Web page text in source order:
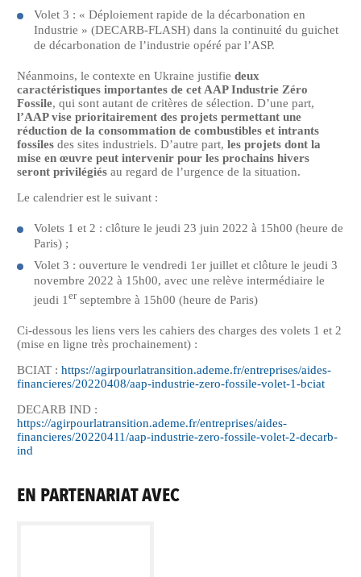
Volet 3 : « Déploiement rapide de la décarbonation en
Industrie » (DECARB-FLASH) dans la continuité du guichet
de décarbonation de l’industrie opéré par l’ASP.
Néanmoins, le contexte en Ukraine justifiedeux
caractéristiques importantes de cet AAP Industrie Zéro
Fossile, qui sont autant de critères de sélection. D’une part,
l’AAP vise prioritairement des projets permettant une
réduction de la consommation de combustibles et intrants
fossilesdes sites industriels. D’autre part,les projets dont la
mise en œuvre peut intervenir pour les prochains hivers
seront privilégiésau regard de l’urgence de la situation.
Le calendrier est le suivant :
Volets 1 et 2 : clôture le jeudi 23 juin 2022 à 15h00 (heure de
Paris) ;
Volet 3 : ouverture le vendredi 1er juillet et clôture le jeudi 3
novembre 2022 à 15h00, avec une relève intermédiaire le
jeudi 1erseptembre à 15h00 (heure de Paris)
Ci-dessous les liens vers les cahiers des charges des volets 1 et 2
(mise en ligne très prochainement) :
BCIAT :https://agirpourlatransition.ademe.fr/entreprises/aides-
financieres/20220408/aap-industrie-zero-fossile-volet-1-bciat
DECARB IND :
https://agirpourlatransition.ademe.fr/entreprises/aides-
financieres/20220411/aap-industrie-zero-fossile-volet-2-decarb-
ind
EN PARTENARIAT AVEC